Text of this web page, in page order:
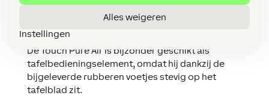
Alles weigeren
Instellingen
De Touch Pure Air is bijzonder geschikt als
tafelbedieningselement, omdat hij dankzij de
bijgeleverde rubberen voetjes stevig op het
tafelblad zit.